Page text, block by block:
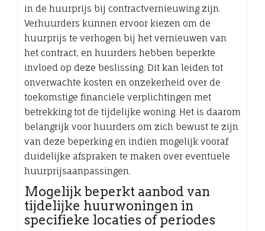
in de huurprijs bij contractvernieuwing zijn.
Verhuurders kunnen ervoor kiezen om de
huurprijs te verhogen bij het vernieuwen van
het contract, en huurders hebben beperkte
invloed op deze beslissing. Dit kan leiden tot
onverwachte kosten en onzekerheid over de
toekomstige financiële verplichtingen met
betrekking tot de tijdelijke woning. Het is daarom
belangrijk voor huurders om zich bewust te zijn
van deze beperking en indien mogelijk vooraf
duidelijke afspraken te maken over eventuele
huurprijsaanpassingen.
Mogelijk beperkt aanbod van
tijdelijke huurwoningen in
specifieke locaties of periodes